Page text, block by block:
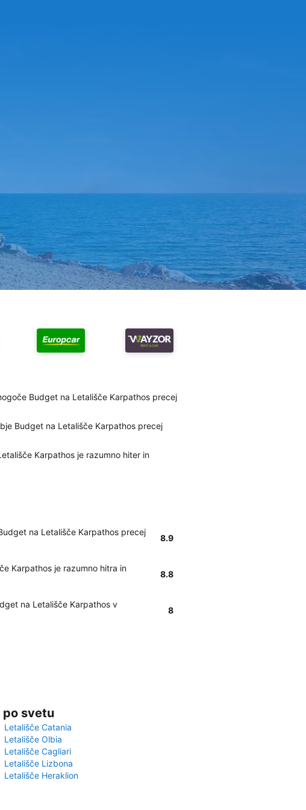
Budget na Letališče Karpathos precej
Budget na Letališče Karpathos precej
Karpathos je razumno hiter in
na Letališče Karpathos precej
8.9
Karpathos je razumno hitra in
8.8
na Letališče Karpathos v
8
po svetu
Letališče Catania
Letališče Olbia
Letališče Cagliari
Letališče Lizbona
Letališče Heraklion